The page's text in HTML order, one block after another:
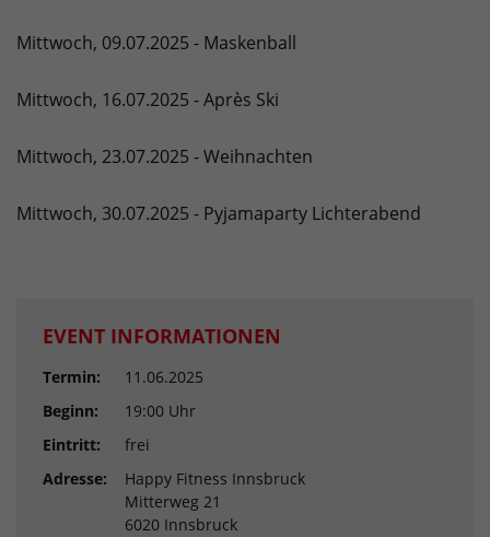
Mittwoch, 09.07.2025 - Maskenball
Mittwoch, 16.07.2025 - Après Ski
Mittwoch, 23.07.2025 - Weihnachten
Mittwoch, 30.07.2025 - Pyjamaparty Lichterabend
EVENT INFORMATIONEN
Termin:
11.06.2025
Beginn:
19:00 Uhr
Eintritt:
frei
Adresse:
Happy Fitness Innsbruck
Mitterweg 21
6020 Innsbruck